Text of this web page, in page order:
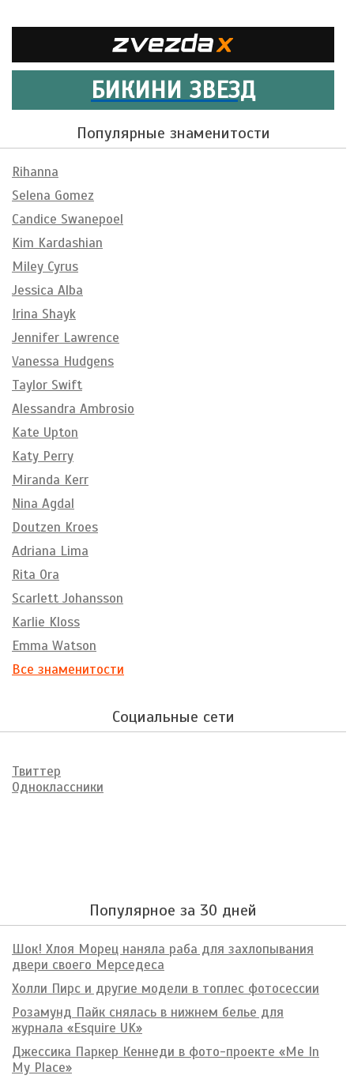
БИКИНИ ЗВЕЗД
Популярные знаменитости
Rihanna
Selena Gomez
Candice Swanepoel
Kim Kardashian
Miley Cyrus
Jessica Alba
Irina Shayk
Jennifer Lawrence
Vanessa Hudgens
Taylor Swift
Alessandra Ambrosio
Kate Upton
Katy Perry
Miranda Kerr
Nina Agdal
Doutzen Kroes
Adriana Lima
Rita Ora
Scarlett Johansson
Karlie Kloss
Emma Watson
Все знаменитости
Социальные сети
Твиттер
Одноклассники
Популярное за 30 дней
Шок! Хлоя Морец наняла раба для захлопывания
двери своего Мерседеса
Холли Пирс и другие модели в топлес фотосессии
Розамунд Пайк снялась в нижнем белье для
журнала «Esquire UK»
Джессика Паркер Кеннеди в фото-проекте «Me In
My Place»